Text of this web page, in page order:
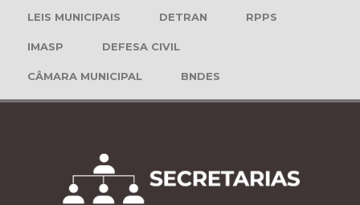
LEIS MUNICIPAIS DETRAN RPPS
IMASP DEFESA CIVIL
CÂMARA MUNICIPAL BNDES